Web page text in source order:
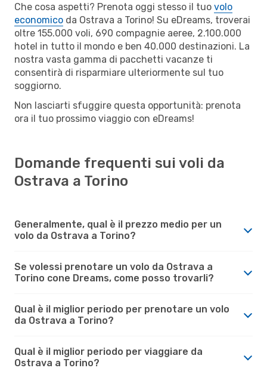
Che cosa aspetti? Prenota oggi stesso il tuo volo
economico da Ostrava a Torino! Su eDreams, troverai
oltre 155.000 voli, 690 compagnie aeree, 2.100.000
hotel in tutto il mondo e ben 40.000 destinazioni. La
nostra vasta gamma di pacchetti vacanze ti
consentirà di risparmiare ulteriormente sul tuo
soggiorno.
Non lasciarti sfuggire questa opportunità: prenota
ora il tuo prossimo viaggio con eDreams!
Domande frequenti sui voli da
Ostrava a Torino
Generalmente, qual è il prezzo medio per un
volo da Ostrava a Torino?
Se volessi prenotare un volo da Ostrava a
Torino cone Dreams, come posso trovarli?
Qual è il miglior periodo per prenotare un volo
da Ostrava a Torino?
Qual è il miglior periodo per viaggiare da
Ostrava a Torino?